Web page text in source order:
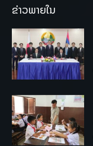
ຂ່າວພາຍໃນ